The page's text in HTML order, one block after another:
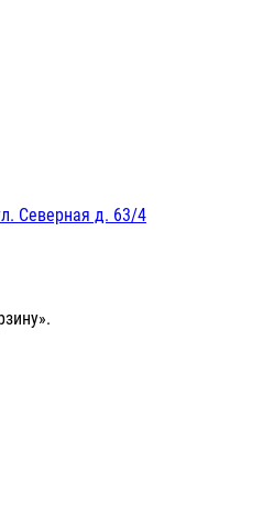
Северная д. 63/4